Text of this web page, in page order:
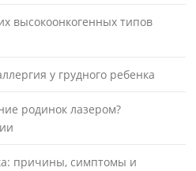
высокоонкогенных типов
у грудного ребенка
родинок лазером?
причины, симптомы и